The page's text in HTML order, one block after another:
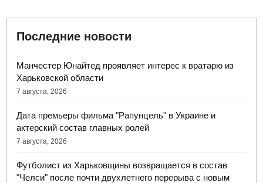
Последние новости
Манчестер Юнайтед проявляет интерес к вратарю из
Харьковской области
7 августа, 2026
Дата премьеры фильма "Рапунцель" в Украине и
актерский состав главных ролей
7 августа, 2026
Футболист из Харьковщины возвращается в состав
"Челси" после почти двухлетнего перерыва с новым